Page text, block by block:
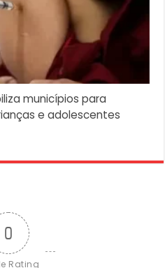
municípios para
e adolescentes
0
Rating